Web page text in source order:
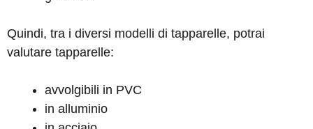
Quindi, tra i diversi modelli di tapparelle, potrai
valutare tapparelle:
avvolgibili in PVC
in alluminio